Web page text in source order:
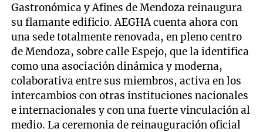
Gastronómica y Afines de Mendoza reinaugura
su flamante edificio. AEGHA cuenta ahora con
una sede totalmente renovada, en pleno centro
de Mendoza, sobre calle Espejo, que la identifica
como una asociación dinámica y moderna,
colaborativa entre sus miembros, activa en los
intercambios con otras instituciones nacionales
e internacionales y con una fuerte vinculación al
medio. La ceremonia de reinauguración oficial